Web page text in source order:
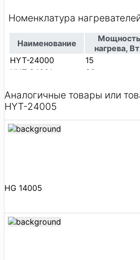
Аналогичные товары или
HYT-24005
HG 14005